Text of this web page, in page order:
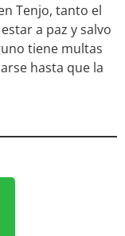
Tenjo, tanto el
a paz y salvo
tiene multas
hasta que la